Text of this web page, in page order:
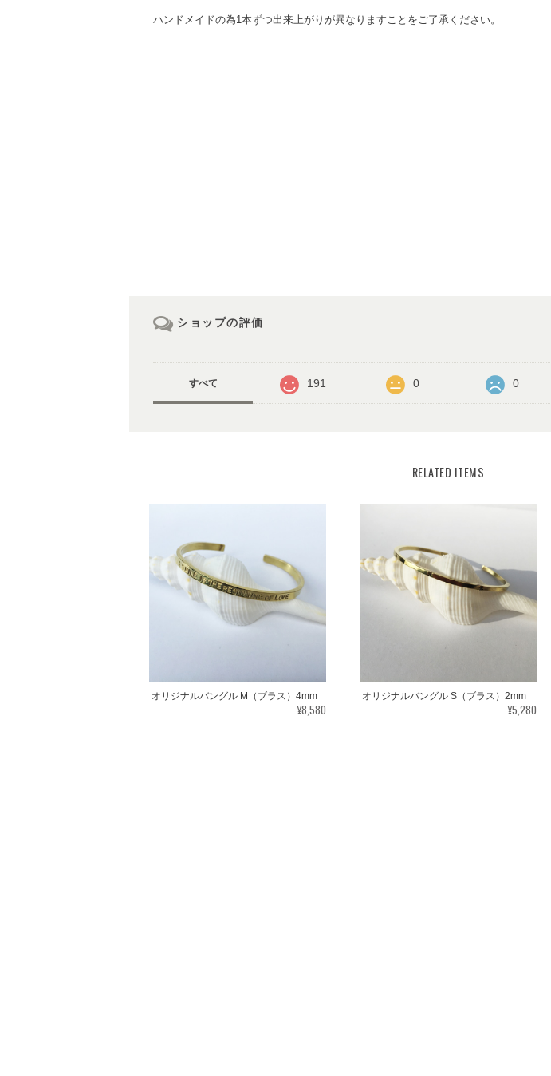
ハンドメイドの為1本ずつ出来上がりが異なりますことをご了承ください。
ショップの評価
すべて 191 0 0
RELATED ITEMS
オリジナルバングル M（ブラス）4mm
¥8,580
オリジナルバングル S（ブラス）2mm
¥5,280